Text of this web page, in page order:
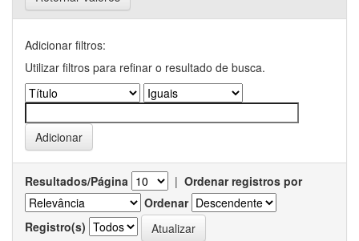
Adicionar filtros:
Utilizar filtros para refinar o resultado de busca.
Resultados/Página | Ordenar registros por
Ordenar
Registro(s)